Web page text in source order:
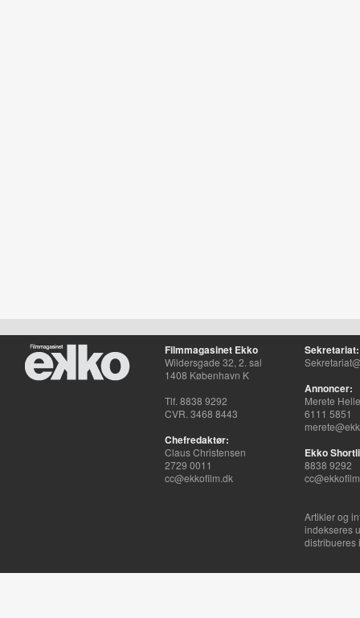
Filmmagasinet Ekko
Wildersgade 32, 2. sal
1408 København K
Tlf. 8838 9292
CVR. 3468 8443
Chefredaktør:
Claus Christensen
2729 0011
cc@ekkofilm.dk
Sekretariat:
Annoncer:
Merete
6111 5851
Ekko
8838 9292
Artikler og
indekseres
distribueres